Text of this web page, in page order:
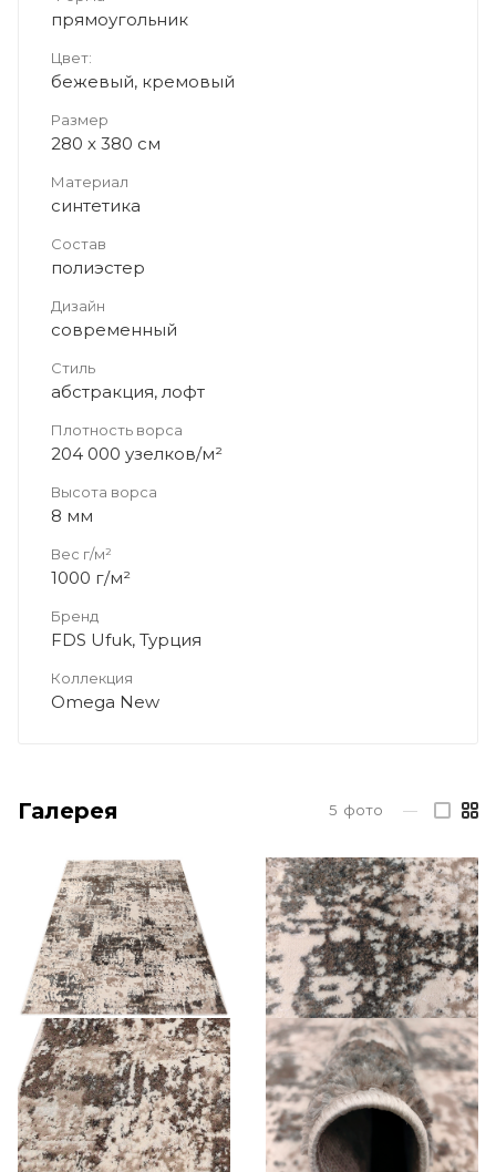
прямоугольник
Цвет:
бежевый, кремовый
Размер
280 x 380 см
Материал
синтетика
Состав
полиэстер
Дизайн
современный
Стиль
абстракция, лофт
Плотность ворса
204 000 узелков/м²
Высота ворса
8 мм
Вес г/м²
1000 г/м²
Бренд
FDS Ufuk, Турция
Коллекция
Omega New
Галерея 5 фото —